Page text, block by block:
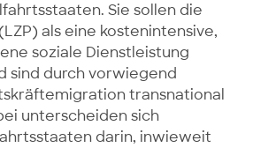
Sie sollen die
als eine kostenintensive,
soziale Dienstleistung
sind durch vorwiegend
transnational
unterscheiden sich
darin, inwieweit